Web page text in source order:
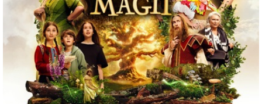
Aleja 3 Maja 6
data i godzina:
05.06.2026, g. 15:00
Info
Opis wydarzenia: